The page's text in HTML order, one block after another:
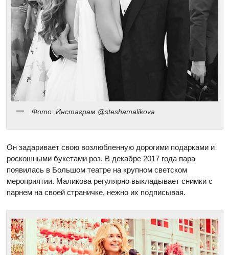
Фото: Инстаграм @steshamalikova
Он задаривает свою возлюбленную дорогими подарками и
роскошными букетами роз. В декабре 2017 года пара
появилась в Большом театре на крупном светском
мероприятии. Маликова регулярно выкладывает снимки с
парнем на своей страничке, нежно их подписывая.